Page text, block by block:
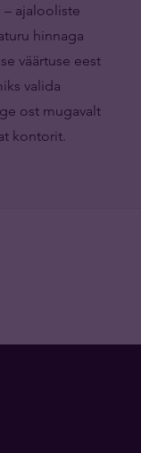
ajalooliste
hinnaga
väärtuse eest
valida
ost mugavalt
kontorit.